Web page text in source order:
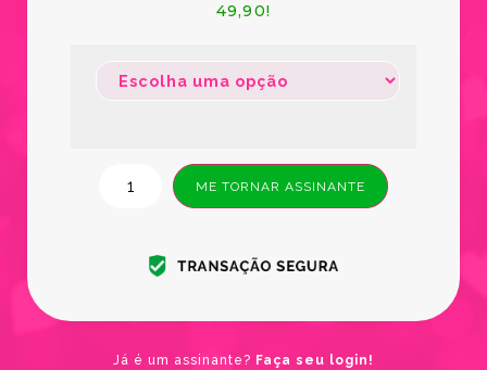
49,90!
ME TORNAR ASSINANTE
Já é um assinante? Faça seu login!